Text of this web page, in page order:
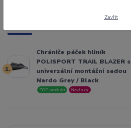
1.
Chrániče páček hliník
POLISPORT TRAIL BLAZER s
univerzální montážní sadou
Nardo Grey / Black
TOP produkt Novinka
Zavřít